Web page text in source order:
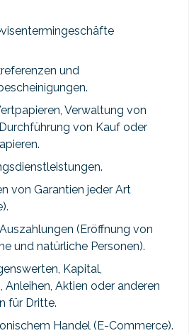
und
Verwaltung von
von Kauf oder
von Garantien jeder Art
(Eröffnung von
und natürliche Personen).
Kapital,
Anleihen, Aktien oder anderen
für Dritte.
Handel (E-Commerce).